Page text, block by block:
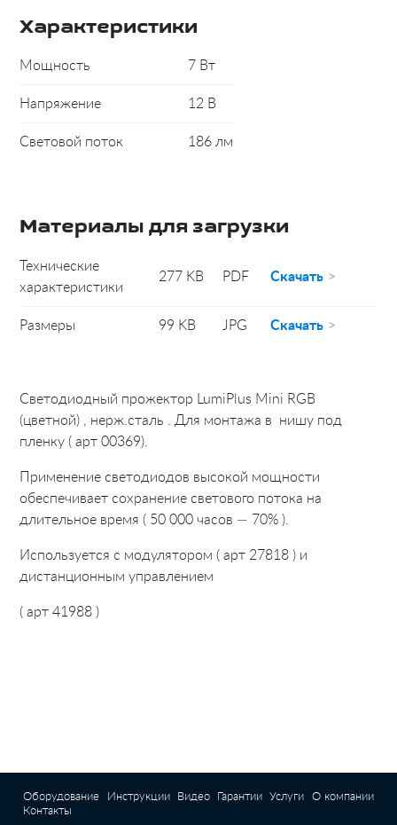
Характеристики
Мощность 7 Вт
Напряжение 12 В
Световой поток 186 лм
Материалы для загрузки
Технические
характеристики
277 KB PDF Скачать
Размеры 99 KB JPG Скачать
Светодиодный прожектор LumiPlus Mini RGB
(цветной) , нерж.сталь . Для монтажа в нишу под
пленку ( арт 00369).
Применение светодиодов высокой мощности
обеспечивает сохранение светового потока на
длительное время ( 50 000 часов — 70% ).
Используется с модулятором ( арт 27818 ) и
дистанционным управлением
( арт 41988 )
Оборудование Инструкции Видео Гарантии Услуги
О компании
Контакты